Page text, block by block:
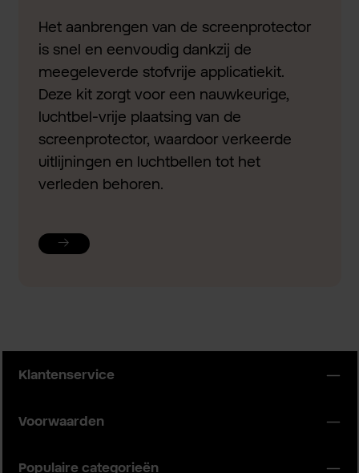
Het aanbrengen van de screenprotector
is snel en eenvoudig dankzij de
meegeleverde stofvrije applicatiekit.
Deze kit zorgt voor een nauwkeurige,
luchtbel-vrije plaatsing van de
screenprotector, waardoor verkeerde
uitlijningen en luchtbellen tot het
verleden behoren.
Klantenservice
Voorwaarden
Populaire categorieën